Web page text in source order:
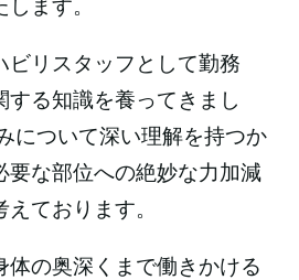
ます。
ビリスタッフとして勤務
する知識を養ってきまし
について深い理解を持つか
要な部位への絶妙な力加減
ております。
体の奥深くまで働きかける